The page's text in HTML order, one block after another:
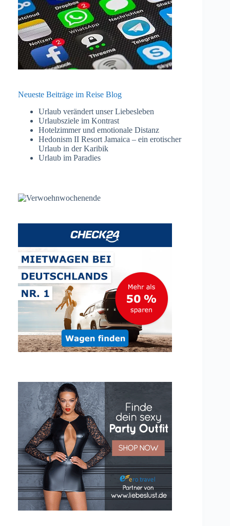
Neueste Beiträge im Reise Blog
Urlaub verändert unser Liebesleben
Urlaubsziele im Kontrast
Hotelzimmer und emotionale Distanz
Hedonism II Resort Jamaica – ein erotischer
Urlaub in der Karibik
Urlaub im Paradies